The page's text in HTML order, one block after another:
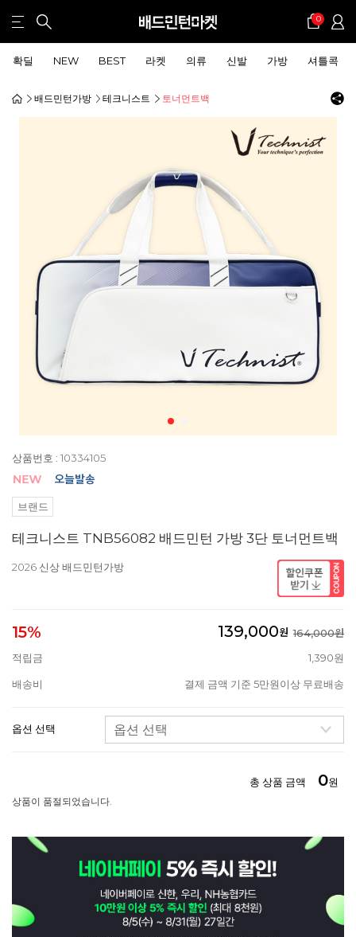
0
확딜 NEW BEST 라켓 의류 신발 가방 셔틀콕
배드민턴가방 테크니스트 토너먼트백
상품번호 : 10334105
브랜드
테크니스트 TNB56082 배드민턴 가방 3단 토너먼트백
2026 신상 배드민턴가방
15% 139,000원 164,000원
적립금
1,390원
배송비 결제 금액 기준 5만원이상 무료배송
옵션 선택
총 상품 금액 0원
상품이 품절되었습니다.